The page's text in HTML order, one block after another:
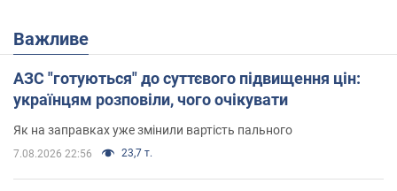
Важливе
АЗС "готуються" до суттєвого підвищення цін:
українцям розповіли, чого очікувати
Як на заправках уже змінили вартість пального
7.08.2026 22:56 23,7 т.